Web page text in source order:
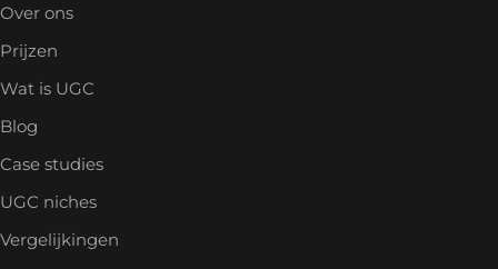
Over ons
Prijzen
Wat is UGC
Blog
Case studies
UGC niches
Vergelijkingen